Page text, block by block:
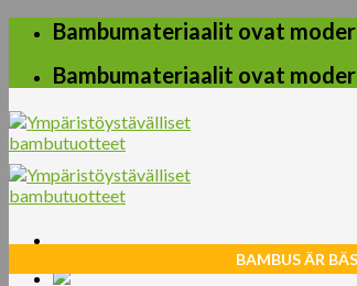
Skip
content
Bambumateriaalit ovat
Bambumateriaalit ovat
BAMBUS ÄR